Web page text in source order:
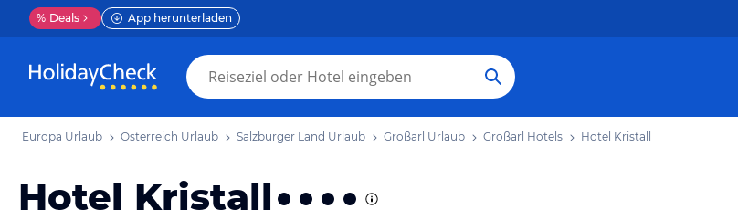
% Deals App herunterladen
Europa Urlaub Österreich Urlaub Salzburger Land Urlaub Großarl Urlaub Großarl Hotels Hotel Kristall
Hotel Kristall